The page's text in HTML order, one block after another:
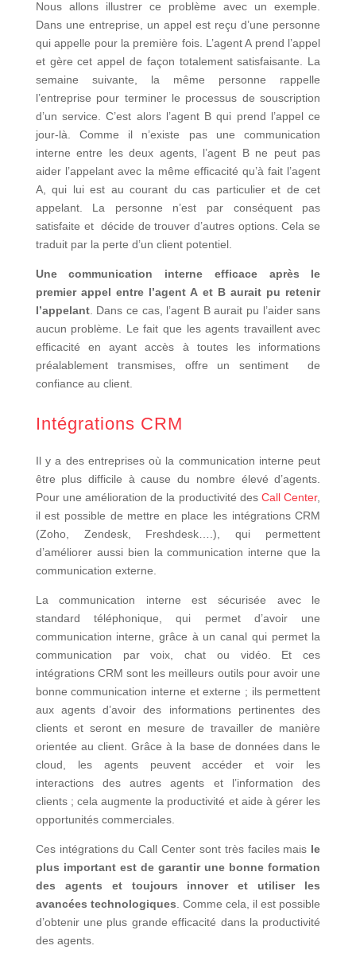
Nous allons illustrer ce problème avec un exemple.
Dans une entreprise, un appel est reçu d’une personne
qui appelle pour la première fois. L’agent A prend l’appel
et gère cet appel de façon totalement satisfaisante. La
semaine suivante, la même personne rappelle
l’entreprise pour terminer le processus de souscription
d’un service. C’est alors l’agent B qui prend l’appel ce
jour-là. Comme il n’existe pas une communication
interne entre les deux agents, l’agent B ne peut pas
aider l’appelant avec la même efficacité qu’à fait l’agent
A, qui lui est au courant du cas particulier et de cet
appelant. La personne n’est par conséquent pas
satisfaite et décide de trouver d’autres options. Cela se
traduit par la perte d’un client potentiel.
Une communication interne efficace après le
premier appel entre l’agent A et B aurait pu retenir
l’appelant. Dans ce cas, l’agent B aurait pu l’aider sans
aucun problème. Le fait que les agents travaillent avec
efficacité en ayant accès à toutes les informations
préalablement transmises, offre un sentiment de
confiance au client.
Intégrations CRM
Il y a des entreprises où la communication interne peut
être plus difficile à cause du nombre élevé d’agents.
Pour une amélioration de la productivité desCall Center,
il est possible de mettre en place les intégrations CRM
(Zoho, Zendesk, Freshdesk….), qui permettent
d’améliorer aussi bien la communication interne que la
communication externe.
La communication interne est sécurisée avec le
standard téléphonique, qui permet d’avoir une
communication interne, grâce à un canal qui permet la
communication par voix, chat ou vidéo. Et ces
intégrations CRM sont les meilleurs outils pour avoir une
bonne communication interne et externe ; ils permettent
aux agents d’avoir des informations pertinentes des
clients et seront en mesure de travailler de manière
orientée au client. Grâce à la base de données dans le
cloud, les agents peuvent accéder et voir les
interactions des autres agents et l’information des
clients ; cela augmente la productivité et aide à gérer les
opportunités commerciales.
Ces intégrations du Call Center sont très faciles mais le
plus important est de garantir une bonne formation
des agents et toujours innover et utiliser les
avancées technologiques . Comme cela, il est possible
d’obtenir une plus grande efficacité dans la productivité
des agents.